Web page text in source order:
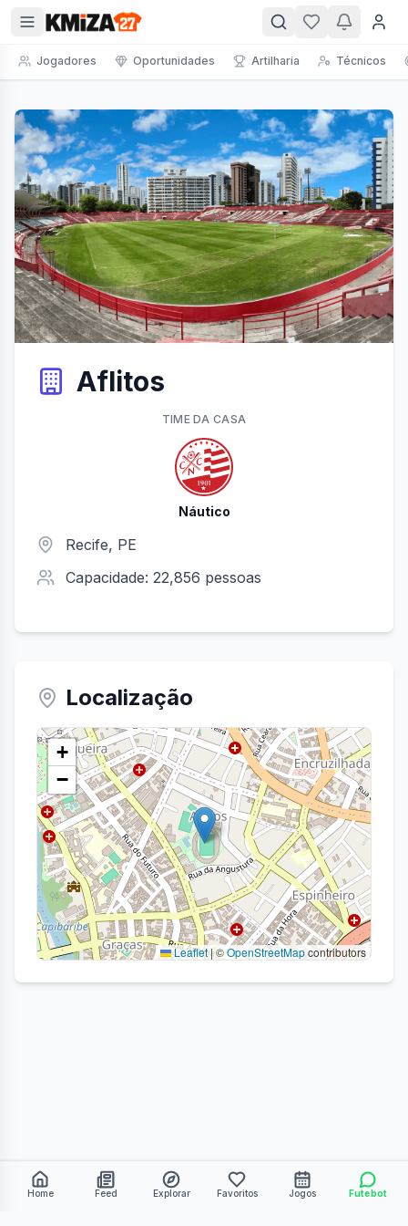
Jogadores Oportunidades Artilharia Técnicos
Aflitos
Recife, PE
Capacidade: 22,856 pessoas
TIMEDA CASA
Náutico
Localização
+
−
Leaflet|©OpenStreetMapcontributors
Home Feed Explorar Favoritos Jogos Futebot